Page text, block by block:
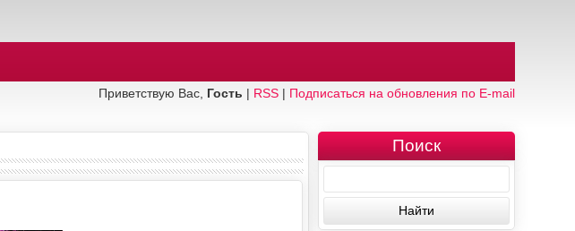
Приветствую Вас, Гость | RSS| Подписаться на обновления по E-mail
Поиск